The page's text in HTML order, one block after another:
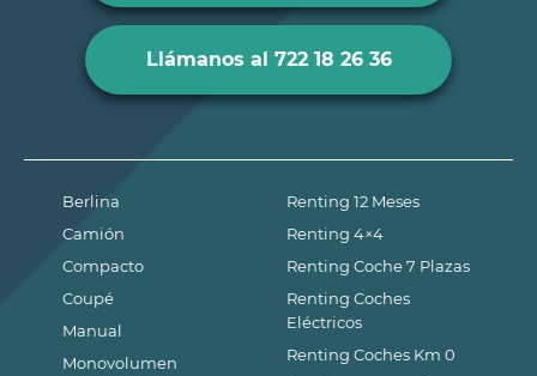
Llámanos al 722 18 26 36
Berlina
Camión
Compacto
Coupé
Manual
Monovolumen
Renting 12 Meses
Renting 4×4
Renting Coche 7 Plazas
Renting Coches
Eléctricos
Renting Coches Km 0